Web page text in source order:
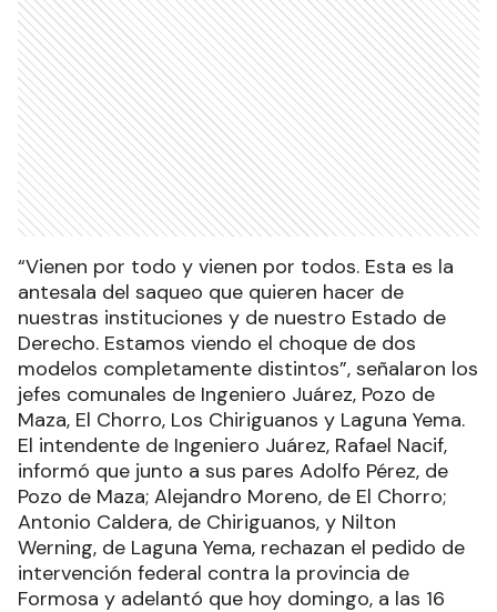
“Vienen por todo y vienen por todos. Esta es la
antesala del saqueo que quieren hacer de
nuestras instituciones y de nuestro Estado de
Derecho. Estamos viendo el choque de dos
modelos completamente distintos”, señalaron los
jefes comunales de Ingeniero Juárez, Pozo de
Maza, El Chorro, Los Chiriguanos y Laguna Yema.
El intendente de Ingeniero Juárez, Rafael Nacif,
informó que junto a sus pares Adolfo Pérez, de
Pozo de Maza; Alejandro Moreno, de El Chorro;
Antonio Caldera, de Chiriguanos, y Nilton
Werning, de Laguna Yema, rechazan el pedido de
intervención federal contra la provincia de
Formosa y adelantó que hoy domingo, a las 16